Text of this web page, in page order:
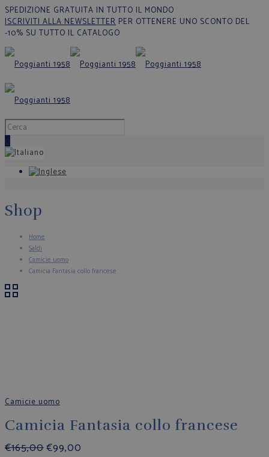
SPEDIZIONE GRATUITA IN TUTTO IL MONDO
ISCRIVITI ALLA NEWSLETTER PER OTTENERE UNO SCONTO DEL
-10% SU TUTTO IL CATALOGO
0
Shop
Home
Saldi
Camicie uomo
Camicia Fantasia collo francese
Camicie uomo
Camicia Fantasia collo francese
€165,00€99,00